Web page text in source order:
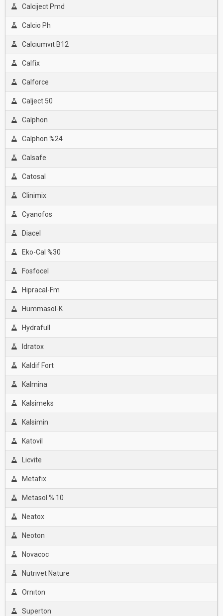
Calciject Pmd
Calcio Ph
Calcıumvıt B12
Calfix
Calforce
Calject 50
Calphon
Calphon %24
Calsafe
Catosal
Clinimix
Cyanofos
Diacel
Eko-Cal %30
Fosfocel
Hipracal-Fm
Hummasol-K
Hydrafull
Idratox
Kaldif Fort
Kalmina
Kalsimeks
Kalsimin
Katovil
Licvite
Metafix
Metasol % 10
Neatox
Neoton
Novacoc
Nutrıvet Nature
Ornıton
Superton